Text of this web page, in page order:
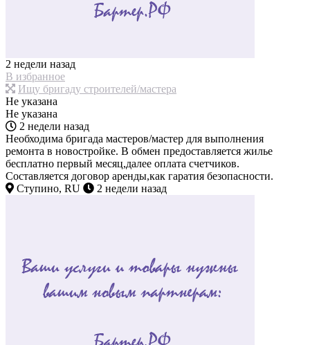
2 недели назад
В избранное
Ищу бригаду строителей/мастера
Не указана
Не указана
2 недели назад
Необходима бригада мастеров/мастер для выполнения
ремонта в новостройке. В обмен предоставляется жилье
бесплатно первый месяц,далее оплата счетчиков.
Составляется договор аренды,как гаратия безопасности.
Ступино, RU
2 недели назад